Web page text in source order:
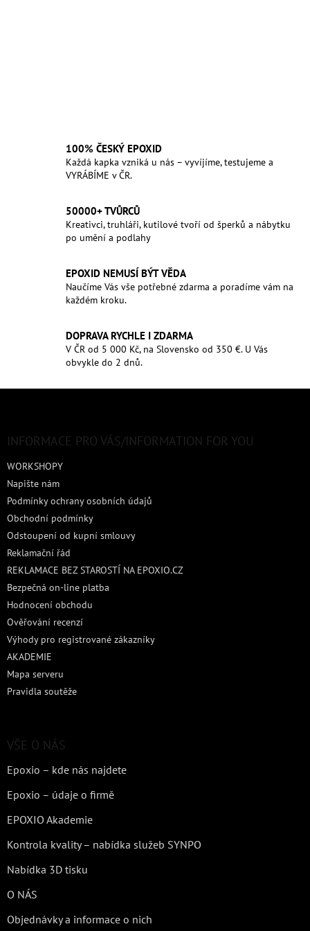
100% ČESKÝ EPOXID
Každá kapka vzniká u nás – vyvíjíme, testujeme a
VYRÁBÍME v ČR.
50000+ TVŮRCŮ
Kreativci, truhláři, kutilové tvoří od šperků a nábytku
po umění a podlahy
EPOXID NEMUSÍ BÝT VĚDA
Naučíme Vás vše potřebné zdarma a poradíme vám na
každém kroku.
DOPRAVA RYCHLE I ZDARMA
V ČR od 5 000 Kč, na Slovensko od 350 €. U Vás
obvykle do 2 dnů.
INFORMACE PRO VÁS/INFORMATION FOR YOU
WORKSHOPY
Napište nám
Podmínky ochrany osobních údajů
Obchodní podmínky
Odstoupení od kupní smlouvy
Reklamační řád
REKLAMACE BEZ STAROSTÍ NA EPOXIO.CZ
Bezpečná on-line platba
Hodnocení obchodu
Ověřování recenzí
Výhody pro registrované zákazníky
AKADEMIE
Mapa serveru
Pravidla soutěže
VŠE O NÁS
Epoxio – kde nás najdete
Epoxio – údaje o firmě
EPOXIO Akademie
Kontrola kvality – nabídka služeb SYNPO
Nabídka 3D tisku
O NÁS
Objednávky a informace o nich